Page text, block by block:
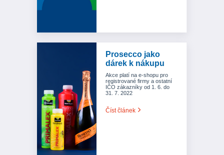
Prosecco jako
dárek k nákupu
Akce platí na e-shopu pro
registrované firmy a ostatní
IČO zákazníky od 1. 6. do
31. 7. 2022
Číst článek